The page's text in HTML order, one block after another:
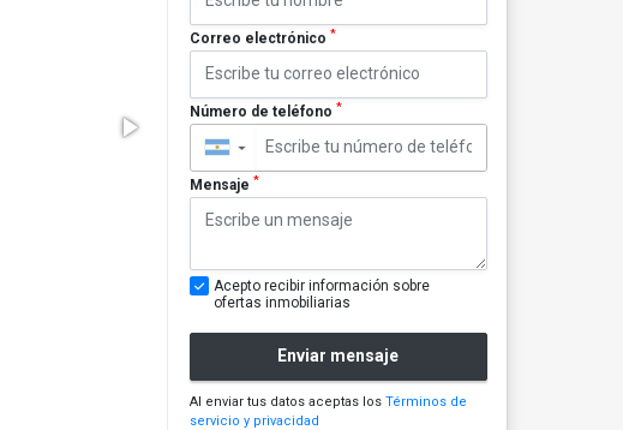
Correo electrónico *
Número de teléfono *
▼
Mensaje *
Acepto recibir información sobre
ofertas inmobiliarias
Enviar mensaje
Al enviar tus datos aceptas los Términos de
servicio y privacidad